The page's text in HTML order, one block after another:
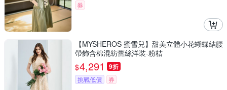
券
【MYSHEROS 蜜雪兒】甜美立體小花蝴蝶結腰
帶飾含棉混紡蕾絲洋裝-粉桔
$4,291 9折
挑戰低價 券